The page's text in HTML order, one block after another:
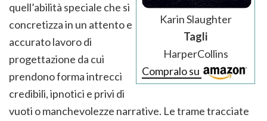
Karin Slaughter
Tagli
HarperCollins
Compralo su
quell’abilità speciale che si
concretizza in un attento e
accurato lavoro di
progettazione da cui
prendono forma intrecci
credibili, ipnotici e privi di
vuoti o manchevolezze narrative. Le trame tracciate